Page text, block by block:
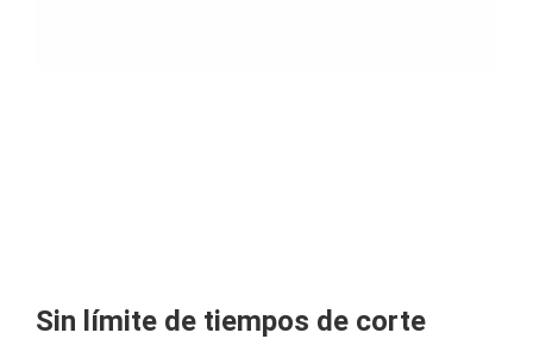
Sin límite de tiempos de corte